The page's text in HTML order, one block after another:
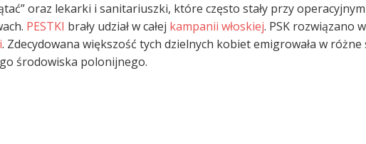
oraz lekarki i sanitariuszki, które często stały przy
PESTKI brały udział w całej kampanii włoskiej. PSK rozwiązano
. Zdecydowana większość tych dzielnych kobiet emigrowała w
środowiska polonijnego.